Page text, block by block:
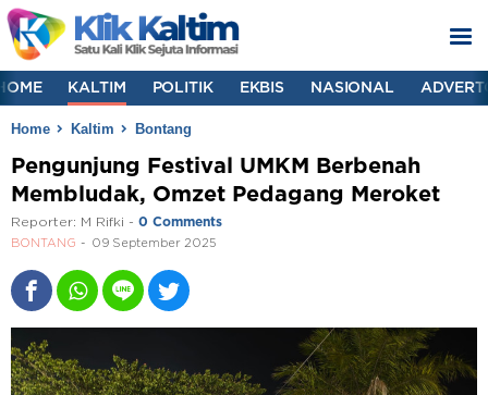
KALTIM POLITIK EKBIS NASIONAL
Home Kaltim Bontang
Pengunjung Festival UMKM Berbenah
Membludak, Omzet Pedagang Meroket
Reporter: M Rifki - 0 Comments
BONTANG 09 September 2025